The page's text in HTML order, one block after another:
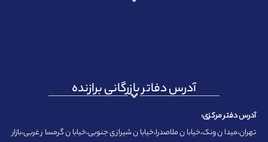
آدرس دفاتر بازرگانی برازنده
آدرس دفتر مرکزی:
تهران،میدان ونک،خیابان ملاصدرا،خیابان شیرازی جنوبی،خیابان گرمسار غربی،بازار